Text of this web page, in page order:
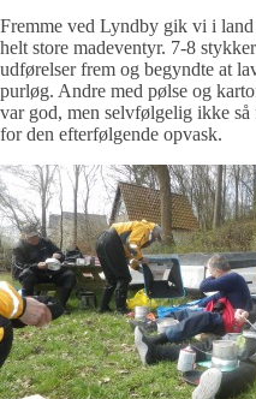
Fremme ved Lyndby gik vi i
helt store madeventyr. 7-8
udførelser frem og begyndte at
purløg. Andre med pølse og
var god, men selvfølgelig ikke
for den efterfølgende opvask.